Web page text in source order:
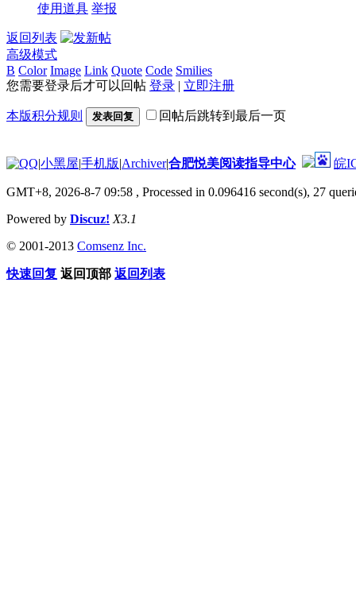
使用道具 举报
返回列表
高级模式
B Color Image Link Quote Code Smilies
您需要登录后才可以回帖 登录 | 立即注册
本版积分规则 发表回复 回帖后跳转到最后一页
|小黑屋|手机版|Archiver|合肥悦美阅读指导中心 皖
GMT+8, 2026-8-7 09:58 , Processed in 0.096416 second(s), 27
Powered by Discuz! X3.1
© 2001-2013 Comsenz Inc.
快速回复 返回顶部 返回列表